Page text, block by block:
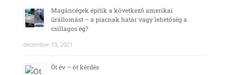
Magáncégek építik a következő amerikai
űrállomást – a piacnak határ vagy lehetőség a
csillagos ég?
december 13, 2021
Öt év – öt kérdés